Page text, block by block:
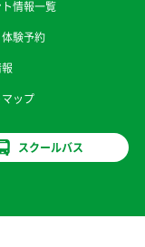
情報一覧
験予約
ップ
スクールバス